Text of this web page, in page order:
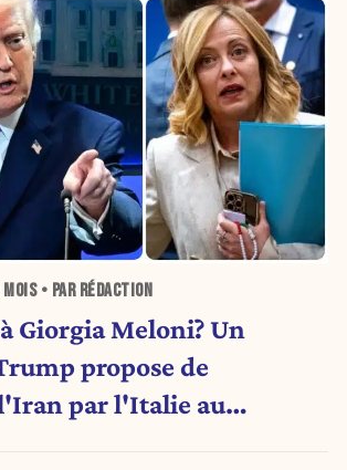
• PAR RÉDACTION
Giorgia Meloni? Un
propose de
par l'Italie au